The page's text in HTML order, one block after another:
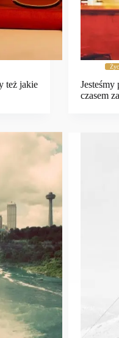
też jakie
Jesteśmy
czasem